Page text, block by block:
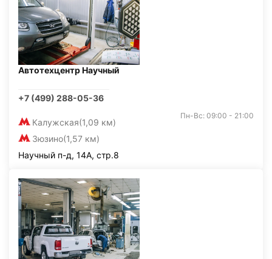
Автотехцентр Научный
+7 (499) 288-05-36
Калужская(1,09 км)
Зюзино(1,57 км)
Пн-Вс: 09:00 - 21:00
Научный п-д, 14А, стр.8